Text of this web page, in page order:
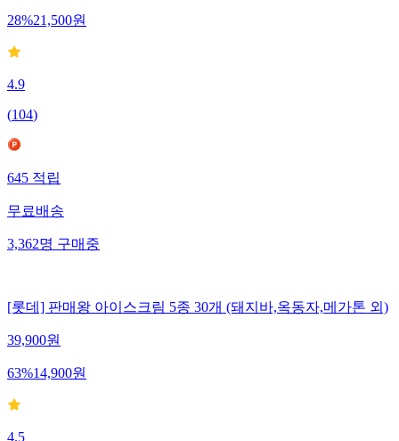
28%21,500원
4.9
(104)
645 적립
무료배송
3,362명 구매중
[롯데] 판매왕 아이스크림 5종 30개 (돼지바,옥동자,메가톤 외)
39,900원
63%14,900원
4.5